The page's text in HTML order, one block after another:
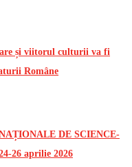
și viitorul culturii va fi
Române
DE SCIENCE-
26 aprilie 2026